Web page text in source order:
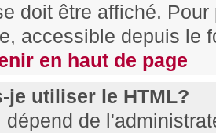
doit être affiché.
accessible depuis le
en haut de page
je utiliser le HTML?
dépend de